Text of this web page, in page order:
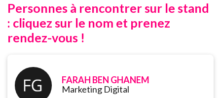
Personnes à rencontrer sur le stand
: cliquez sur le nom et prenez
rendez-vous !
FARAH BEN GHANEM
Marketing Digital